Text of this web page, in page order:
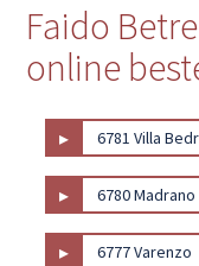
Faido
online
▸ 6781 Villa
▸ 6780 Madrano
▸ 6777 Varenzo